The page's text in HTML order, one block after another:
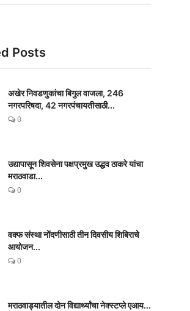
Posts
अखेर निवडणुकांचा बिगुल वाजला, 246
नगरपरिषदा, 42 नगरपंचायतीसाठी...
0
उद्यापासून शिवसेना पक्षप्रमुख उद्धव ठाकरे यांचा
मराठवाडा...
0
वक्फ संस्था नोंदणीसाठी तीन दिवसीय शिबिराचे
आयोजन...
0
मराठवाड्यातील दोन विद्यार्थ्यांचा नेक्स्टप्ले एआय...